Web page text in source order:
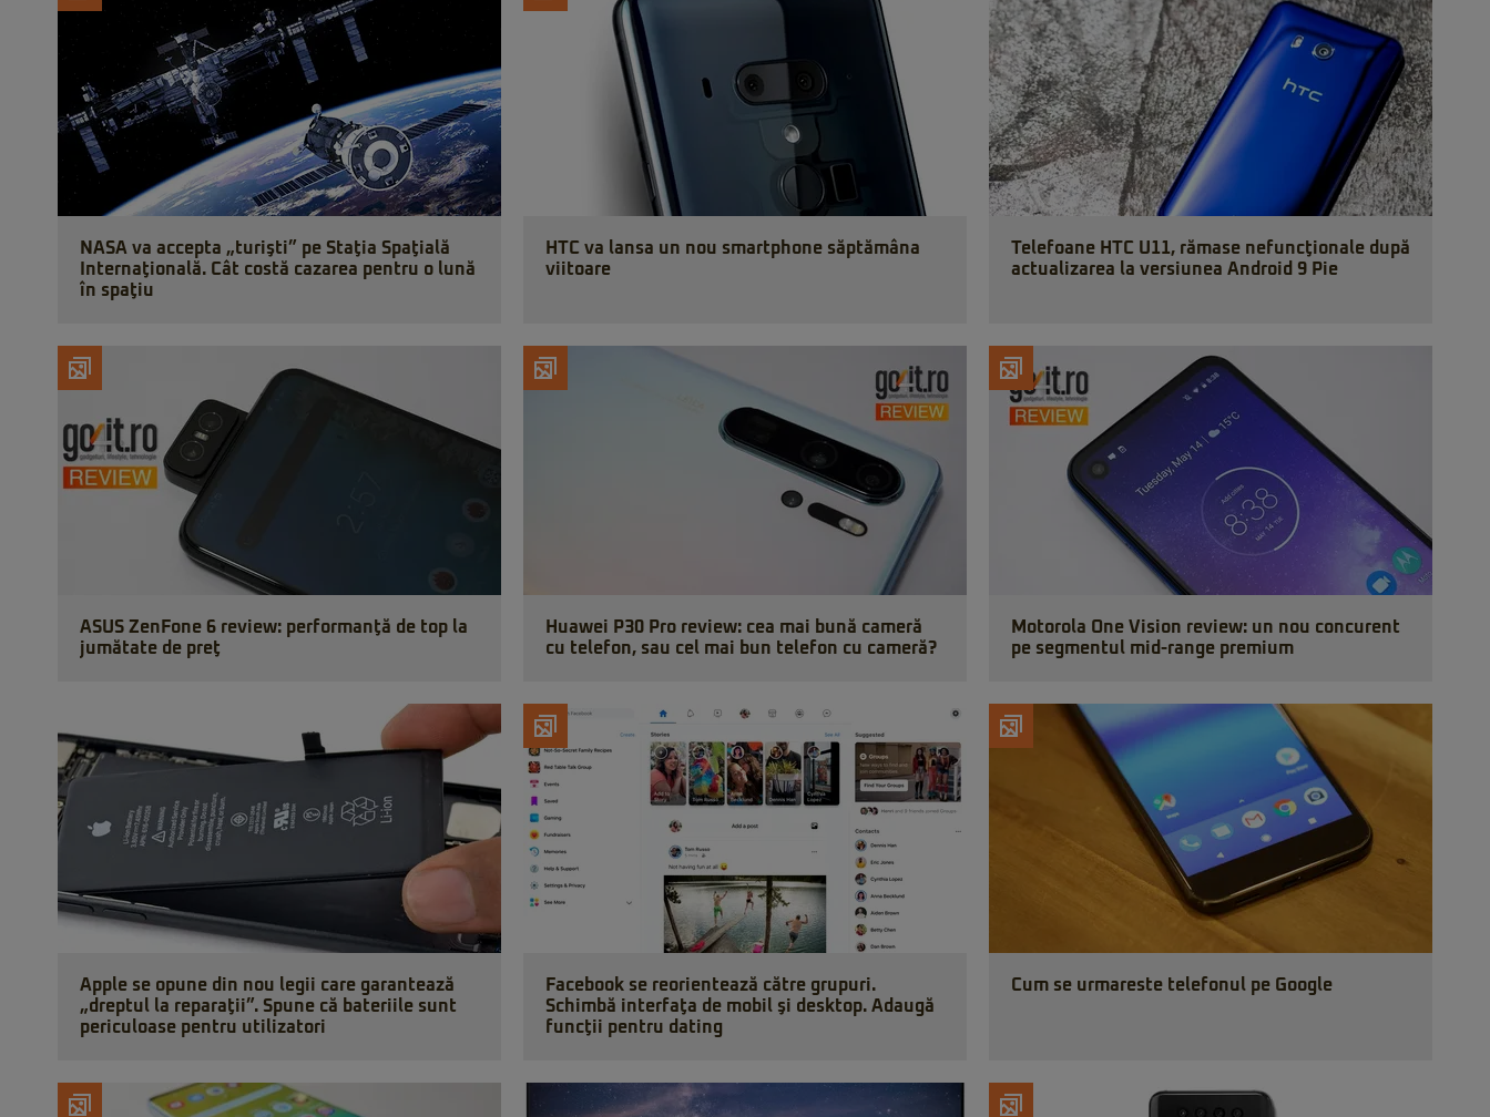
NASA va accepta „turişti” pe Staţia Spaţială
Internaţională. Cât costă cazarea pentru o lună
în spaţiu
HTC va lansa un nou smartphone săptămâna
viitoare
Telefoane HTC U11, rămase nefuncţionale după
actualizarea la versiunea Android 9 Pie
ASUS ZenFone 6 review: performanţă de top la
jumătate de preţ
Huawei P30 Pro review: cea mai bună cameră
cu telefon, sau cel mai bun telefon cu cameră?
Motorola One Vision review: un nou concurent
pe segmentul mid-range premium
Apple se opune din nou legii care garantează
„dreptul la reparaţii”. Spune că bateriile sunt
periculoase pentru utilizatori
Facebook se reorientează către grupuri.
Schimbă interfaţa de mobil şi desktop. Adaugă
funcţii pentru dating
Cum se urmareste telefonul pe Google